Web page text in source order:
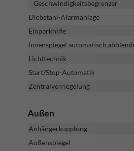
Geschwindigkeitsbegrenzer
Diebstahl-Alarmanlage
Einparkhilfe
Innenspiegel automatisch
Lichttechnik
Start/Stop-Automatik
Zentralverriegelung
Außen
Anhängerkupplung
Außenspiegel